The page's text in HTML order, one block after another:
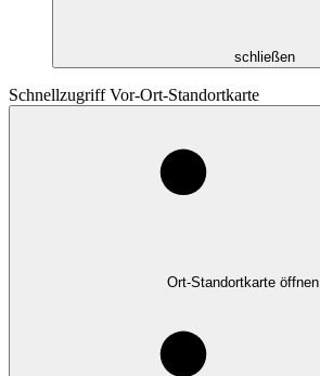
schließen
Schnellzugriff Vor-Ort-Standortkarte
Ort-Standortkarte öffnen